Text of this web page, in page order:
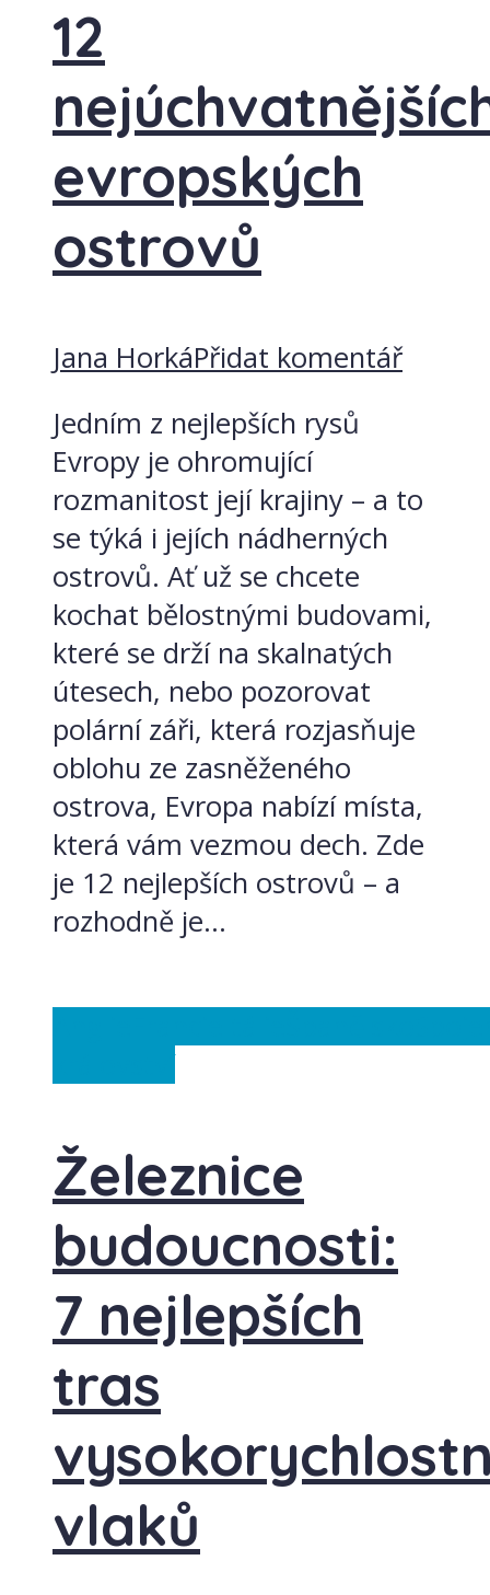
12
evropských
ostrovů
Jana HorkáPřidat komentář
Jedním z nejlepších rysů
Evropy je ohromující
rozmanitost její krajiny – a to
se týká i jejích nádherných
ostrovů. Ať už se chcete
kochat bělostnými budovami,
které se drží na skalnatých
útesech, nebo pozorovat
polární záři, která rozjasňuje
oblohu ze zasněženého
ostrova, Evropa nabízí místa,
která vám vezmou dech. Zde
je 12 nejlepších ostrovů – a
rozhodně je...
Železnice
budoucnosti:
7 nejlepších
tras
vlaků